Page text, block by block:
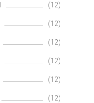
(12)
(12)
(12)
(12)
(12)
(12)